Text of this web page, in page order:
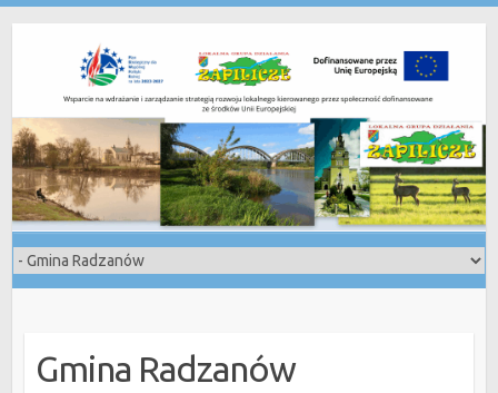
Gmina Radzanów